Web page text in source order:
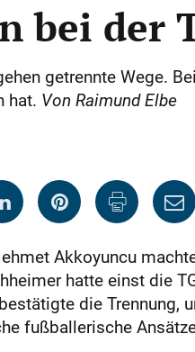
bei der
getrennte Wege.
hat. Von Raimund Elbe
Akkoyuncu
hatte einst die
die Trennung,
fußballerische